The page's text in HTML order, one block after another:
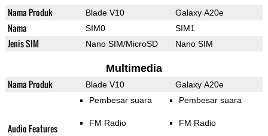
Nama Produk Blade V10 Galaxy A20e
Nama SIM0 SIM1
Jenis SIM Nano SIM/MicroSD Nano SIM
Multimedia
Nama Produk Blade V10 Galaxy A20e
Audio Features
Pembesar suara
FM Radio
Pembesar suara
FM Radio